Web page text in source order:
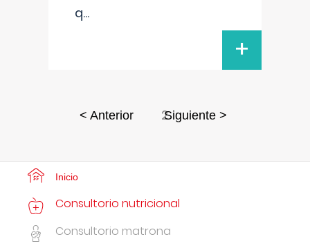
q...
+
< Anterior 2Siguiente >
Inicio
Consultorio nutricional
Consultorio matrona